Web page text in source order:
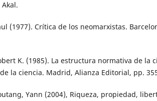
(1977). Crítica de los neomarxistas.
K. (1985). La estructura normativa de la
la ciencia. Madrid, Alianza Editorial, pp.
Yann (2004), Riqueza, propiedad,